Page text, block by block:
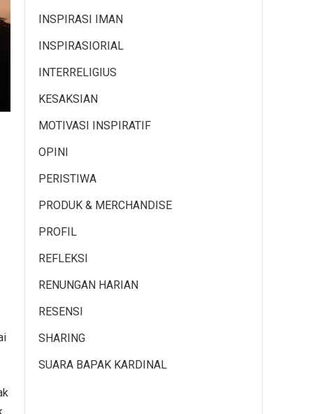
INSPIRASI IMAN
INSPIRASIORIAL
INTERRELIGIUS
KESAKSIAN
MOTIVASI INSPIRATIF
OPINI
PERISTIWA
PRODUK & MERCHANDISE
PROFIL
REFLEKSI
RENUNGAN HARIAN
RESENSI
SHARING
SUARA BAPAK KARDINAL